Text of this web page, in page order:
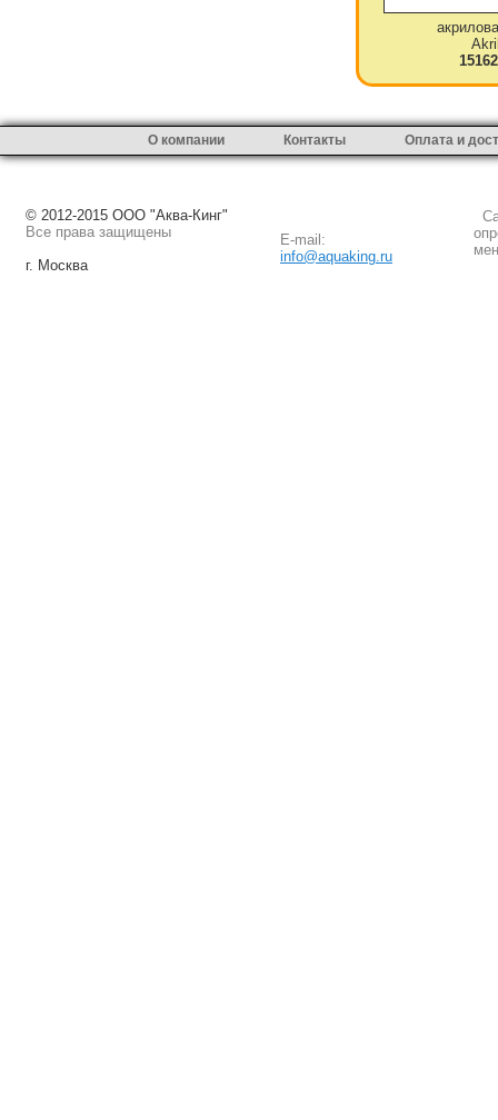
О компании Контакты Оплата и
© 2012-2015 ООО "Аква-Кинг"
Все права защищены
г. Москва
E-mail:
info@aquaking.ru